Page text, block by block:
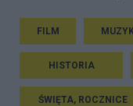
FILM
HISTORIA
ŚWIĘTA, ROCZNICE